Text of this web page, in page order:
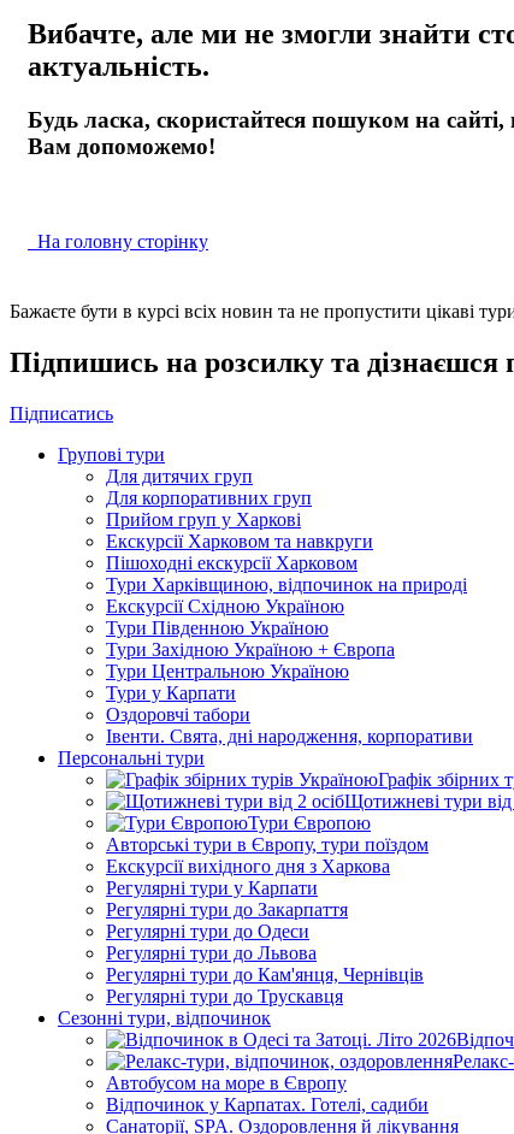
Вибачте, але ми не змогли знайти
актуальність.
Будь ласка, скористайтеся пошуком на
Вам допоможемо!
На головну сторінку
Бажаєте бути в курсі всіх новин та не пропустити цікаві
Підпишись на розсилку та
Підписатись
Групові тури
Для дитячих груп
Для корпоративних груп
Прийом груп у Харкові
Екскурсії Харковом та навкруги
Пішоходні екскурсії Харковом
Тури Харківщиною, відпочинок на природі
Екскурсії Східною Україною
Тури Південною Україною
Тури Західною Україною + Європа
Тури Центральною Україною
Тури у Карпати
Оздоровчі табори
Івенти. Свята, дні народження, корпоративи
Персональні тури
Графік збірних
Щотижневі тури від
Тури Європою
Авторські тури в Європу, тури поїздом
Екскурсії вихідного дня з Харкова
Регулярні тури у Карпати
Регулярні тури до Закарпаття
Регулярні тури до Одеси
Регулярні тури до Львова
Регулярні тури до Кам'янця, Чернівців
Регулярні тури до Трускавця
Сезонні тури, відпочинок
Автобусом на море в Європу
Відпочинок у Карпатах. Готелі, садиби
Санаторії, SPA. Оздоровлення й лікування